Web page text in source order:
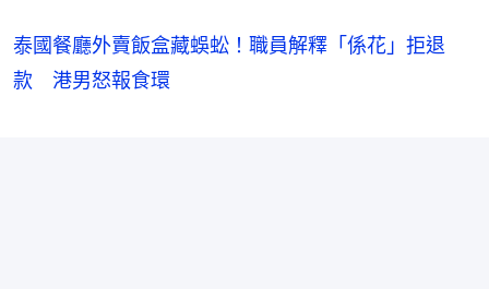
泰國餐廳外賣飯盒藏蜈蚣！職員解釋「係花」拒退
款 港男怒報食環